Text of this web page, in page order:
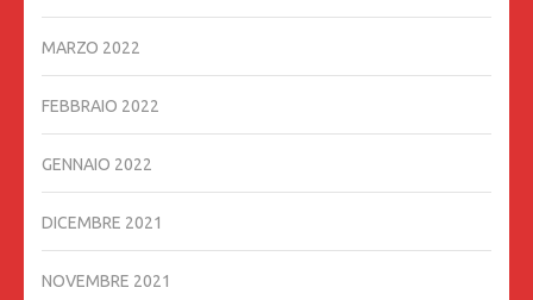
MARZO 2022
FEBBRAIO 2022
GENNAIO 2022
DICEMBRE 2021
NOVEMBRE 2021